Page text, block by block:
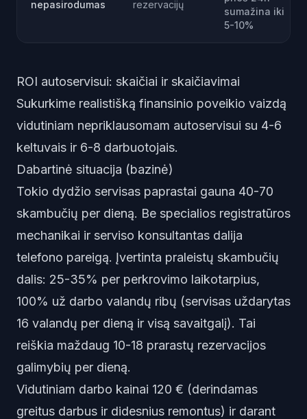
nepasirodumas
rezervacijų
sumažina iki
5-10%
ROI autoservisui: skaičiai ir skaičiavimai
Sukurkime realistišką finansinio poveikio vaizdą
vidutiniam nepriklausomam autoservisui su 4-6
keltuvais ir 6-8 darbuotojais.
Dabartinė situacija (bazinė)
Tokio dydžio servisas paprastai gauna 40-70
skambučių per dieną. Be specialios registratūros
mechanikai ir serviso konsultantas dalija
telefono pareigą. Įvertinta praleistų skambučių
dalis: 25-35% per perkrovimo laikotarpius,
100% už darbo valandų ribų (servisas uždarytas
16 valandų per dieną ir visą savaitgalį). Tai
reiškia maždaug 10-18 prarastų rezervacijos
galimybių per dieną.
Vidutiniam darbo kainai 120 € (derindamas
greitus darbus ir didesnius remontus) ir darant